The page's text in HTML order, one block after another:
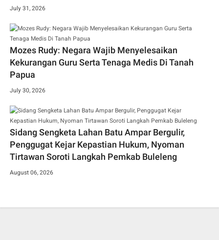
July 31, 2026
Mozes Rudy: Negara Wajib Menyelesaikan
Kekurangan Guru Serta Tenaga Medis Di Tanah
Papua
July 30, 2026
Sidang Sengketa Lahan Batu Ampar Bergulir,
Penggugat Kejar Kepastian Hukum, Nyoman
Tirtawan Soroti Langkah Pemkab Buleleng
August 06, 2026